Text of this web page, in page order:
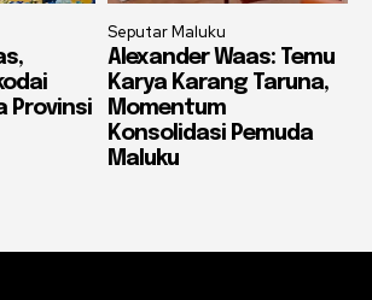
Provinsi
Seputar Maluku
Alexander Waas: Temu
Karya Karang Taruna,
Momentum
Konsolidasi Pemuda
Maluku